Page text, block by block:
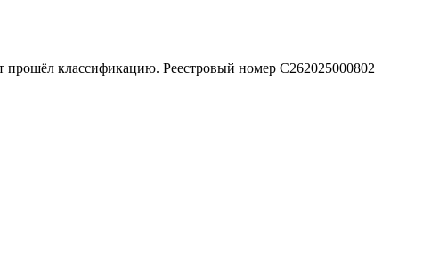
прошёл классификацию. Реестровый номер С262025000802